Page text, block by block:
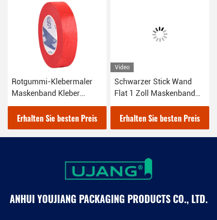
Rotgummi-Klebermaler
Maskenband Kleber
12mm für den
Automobilbereich
Erhalten Sie besten Preis
Video
Schwarzer Stick Wand
Flat 1 Zoll Maskenband
Crepe Papier Stripping
Trim
Erhalten Sie besten Preis
ANHUI YOUJIANG PACKAGING PRODUCTS CO., LTD.